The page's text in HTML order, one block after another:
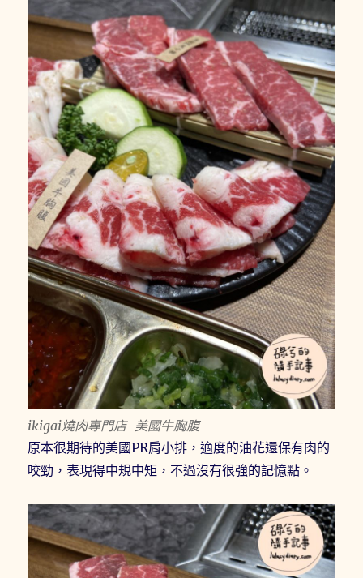
ikigai燒肉專門店-美國牛胸腹
原本很期待的美國PR肩小排，適度的油花還保有肉的
咬勁，表現得中規中矩，不過沒有很強的記憶點。